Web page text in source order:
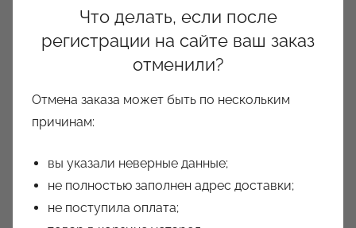
Что делать, если после
регистрации на сайте ваш заказ
отменили?
Отмена заказа может быть по нескольким
причинам:
вы указали неверные данные;
не полностью заполнен адрес доставки;
не поступила оплата;